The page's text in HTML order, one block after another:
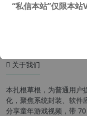
关于我们
本扎根草根，为普通用户
化，聚焦系统封装、软件
分享童年游戏视频，带
“私信本站”仅限本